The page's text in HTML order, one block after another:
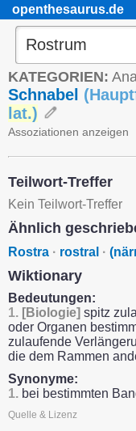
openthesaurus.de
KATEGORIEN:
Schnabel (
lat.)
Assoziationen anzeigen
Teilwort-Treffer
Kein Teilwort-Treffer
Ähnlich
Rostra · rostral ·
Wiktionary
Bedeutungen:
1. [Biologie] spitz
oder Organen
zulaufende
die dem Rammen
Synonyme:
1. bei bestimmten
Quelle & Lizenz